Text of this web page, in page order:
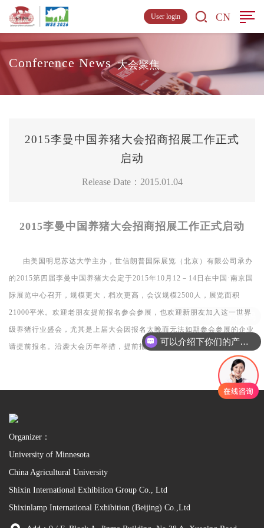
CN
User login
Conference News 大会聚焦
2015李曼中国养猪大会招商招展工作正式
启动
Release Date：2015.01.04
2015李曼中国养猪大会招商招展工作正式启动
由美国明尼苏达大学主办， 世信朗普国际展览（北京）有限公司承办
的2015第四届李曼中国养猪大会定于2015年10 月 12 － 14 日在中国 ·南京国
际展览中心召开，规模更大，档次更高，会议规模2500 人，展览面积
21000平米。欢迎老朋友提前报名参会参展，也欢迎新朋友加入这一世界
级养猪行业盛会，尤其是上届大会因报名太晚而无法如期参会参展的企业
请提前报名。 沿袭大会历年举措，提前报名有优惠。
Organizer：
University of Minnesota
China Agricultural University
Shixin International Exhibition Group Co., Ltd
Shixinlamp International Exhibition (Beijing) Co.,Ltd
可以介绍下你们的产品么
现在有优惠活动吗